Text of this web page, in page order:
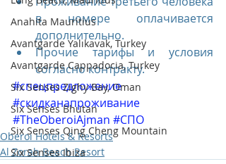
Anahita Mauritius
Avantgarde Yalıkavak, Turkey
Avantgarde Cappadocia, Turkey
Six Senses Zighy Bay, Oman
Six Senses Bhutan
Six Senses Qing Cheng Mountain
Six Senses Ibiza
в номере оплачивается
дополнительно.
Прочие тарифы и условия
согласно контракту.
#спецпредложение
#скидканапроживание
#TheOberoiAjman #СПО
Oberoi Hotels & Resorts
Al Zorah Beach Resort